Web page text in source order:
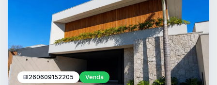
BI260609152205 Venda